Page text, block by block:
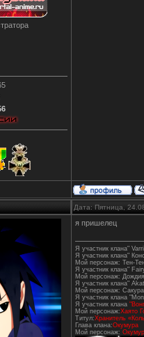
Дата: Пятница,
я пришелец
Я участник клана"
Я участник клана"
Мой персонаж: Тен-
Я участник клана"
Мой персонаж: Дождия
Я участник клана"
Мой персонаж: Сакура
Я участник клана
Я участник клана
Мой персонаж:Хаято
Титул:Хранитель
Глава клана:Окумура
Мой персонаж: